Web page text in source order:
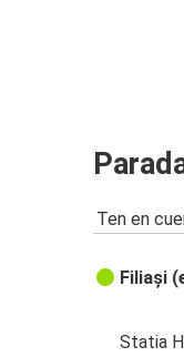
Ten en
Filiași
Statia